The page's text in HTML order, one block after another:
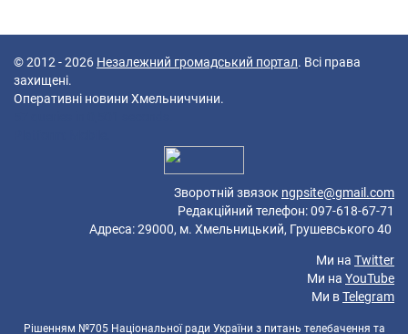
© 2012 - 2026 Незалежний громадський портал. Всі права
захищені.
Оперативні новини Хмельниччини.
Зворотній звязок ngpsite@gmail.com
Редакційний телефон: 097-618-67-71
Адреса: 29000, м. Хмельницький, Грушевського 40
Ми на Twitter
Ми на YouTube
Ми вTelegram
Рішенням №705 Національної ради України з питань телебачення та